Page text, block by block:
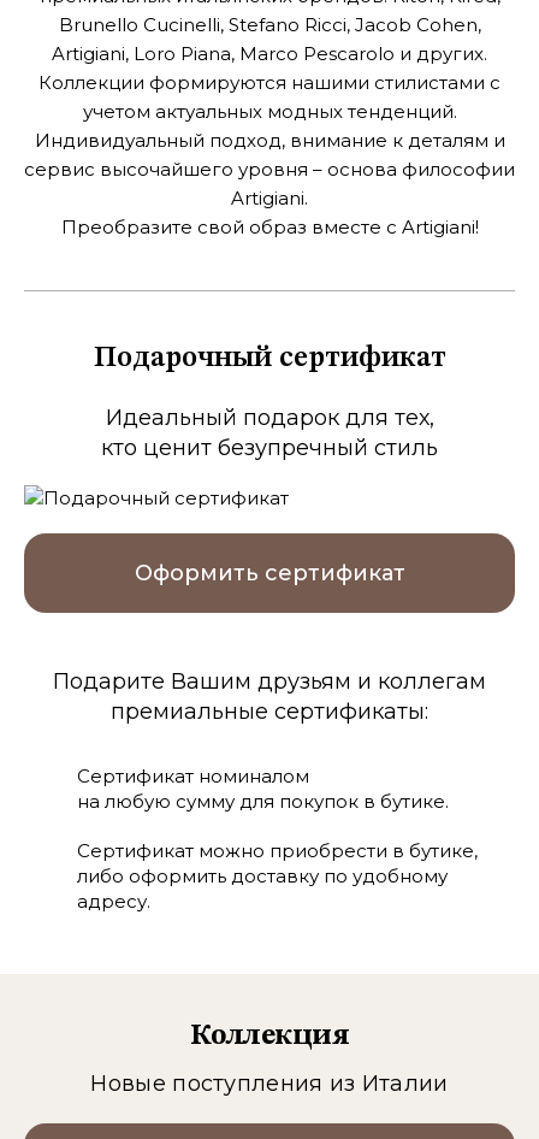
Brunello Cucinelli, Stefano Ricci, Jacob Cohen,
Artigiani, Loro Piana, Marco Pescarolo и других.
Коллекции формируются нашими стилистами с
учетом актуальных модных тенденций.
Индивидуальный подход, внимание к деталям и
сервис высочайшего уровня – основа философии
Artigiani.
Преобразите свой образ вместе с Artigiani!
Подарочный сертификат
Идеальный подарок для тех,
кто ценит безупречный стиль
Оформить сертификат
Подарите Вашим друзьям и коллегам
премиальные сертификаты:
Сертификат номиналом
на любую сумму для покупок в бутике.
Сертификат можно приобрести в бутике,
либо оформить доставку по удобному
адресу.
Коллекция
Новые поступления из Италии